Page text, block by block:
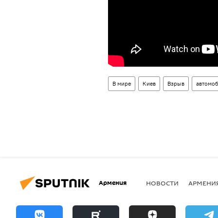
В мире Киев Взрыв
Армения НОВОСТИ